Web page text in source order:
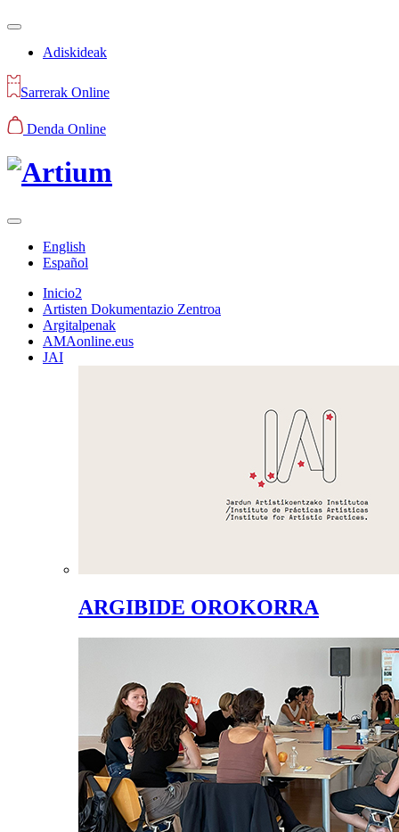
Adiskideak
Sarrerak Online
Denda Online
English
Español
Inicio2
Artisten Dokumentazio Zentroa
Argitalpenak
AMAonline.eus
JAI
ARGIBIDE OROKORRA